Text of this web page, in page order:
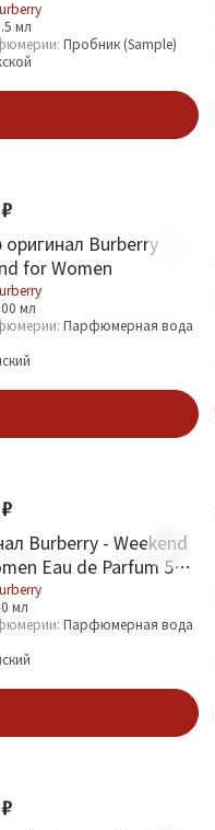
мл
Пробник (Sample)
оригинал Burberry
for Women
мл
Парфюмерная вода
Burberry - Weekend
Eau de Parfum 50
ДИЗАЙН
мл
Парфюмерная вода